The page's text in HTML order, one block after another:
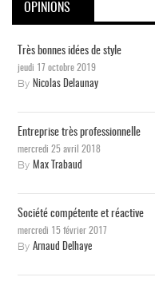
OPINIONS
Très bonnes idées de style
jeudi 17 octobre 2019
By Nicolas Delaunay
Entreprise très professionnelle
mercredi 25 avril 2018
By Max Trabaud
Société compétente et réactive
mercredi 15 février 2017
By Arnaud Delhaye